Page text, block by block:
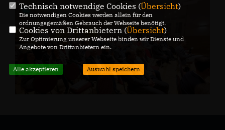
Technisch notwendige Cookies (Übersicht)
Die notwendigen Cookies werden allein für den
ordnungsgemäßen Gebrauch der Webseite benötigt.
Cookies von Drittanbietern (Übersicht)
Zur Optimierung unserer Webseite binden wir Dienste und
Angebote von Drittanbietern ein.
Alle akzeptieren Auswahl speichern